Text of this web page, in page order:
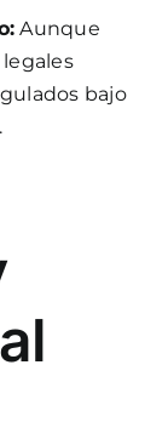
Aunque
bajo